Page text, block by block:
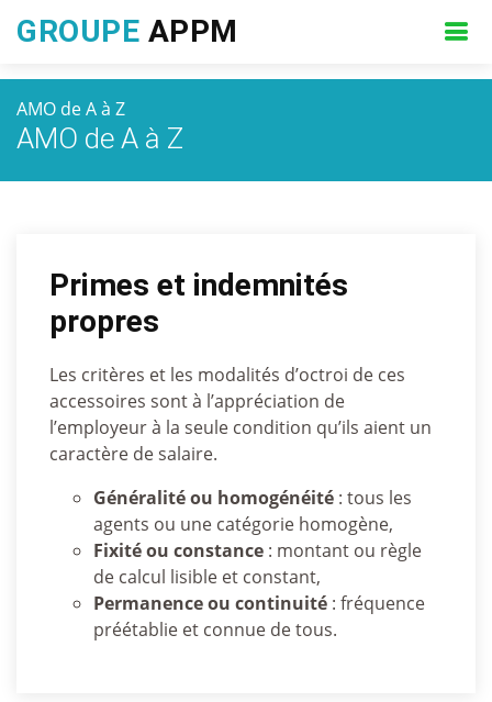
GROUPE APPM
AMO de A à Z
AMO de A à Z
Primes et indemnités
propres
Les critères et les modalités d’octroi de ces
accessoires sont à l’appréciation de
l’employeur à la seule condition qu’ils aient un
caractère de salaire.
Généralitéou homogénéité : tous les
agents ou une catégorie homogène,
Fixitéou constance : montant ou règle
de calcul lisible et constant,
Permanence ou continuité : fréquence
préétablie et connue de tous.